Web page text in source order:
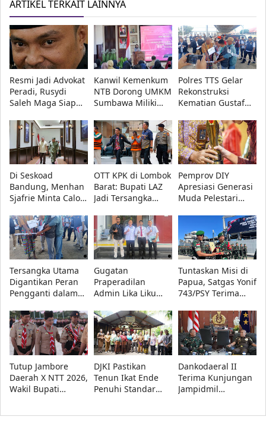
ARTIKEL TERKAIT LAINNYA
Resmi Jadi Advokat
Peradi, Rusydi
Saleh Maga Siap
dan Lindungi
Kebebasan Pers
Kanwil Kemenkum
NTB Dorong UMKM
Sumbawa Miliki
Lewat AHU Online
Polres TTS Gelar
Rekonstruksi
Kematian Gustaf
Di Seskoad
Bandung, Menhan
Sjafrie Minta Calon
Siap Hadapi
Perang Informasi
OTT KPK di Lombok
Barat: Bupati LAZ
Jadi Tersangka
Dua Orang Lain
Pemprov DIY
Apresiasi Generasi
Muda Pelestari
Penghargaan
Diumumkan
Tersangka Utama
Digantikan Peran
Pengganti dalam
Kematian Gustaf
Nabuasa
Gugatan
Praperadilan
Admin Lika Liku
Pengadilan Negeri
Kupang
Menangkan Polda
NTT
Tuntaskan Misi di
Papua, Satgas Yonif
743/PSY Terima
Pangdam
XVII/Cenderawasih
Tutup Jambore
Daerah X NTT 2026,
Wakil Bupati
DJKI Pastikan
Tenun Ikat Ende
Penuhi Standar
Dankodaeral II
Terima Kunjungan
Jampidmil